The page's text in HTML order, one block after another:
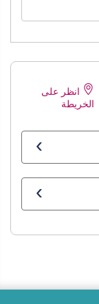
انظر على
الخريطة